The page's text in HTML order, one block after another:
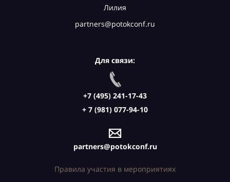
Лилия
partners@potokconf.ru
Для связи:
+7 (495) 241-17-43
+ 7 (981) 077-94-10
partners@potokconf.ru
Правила участия в мероприятиях